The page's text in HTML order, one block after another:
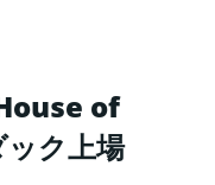
of
ク上場